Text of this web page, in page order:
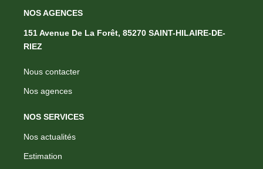
NOS AGENCES
151 Avenue De La Forêt, 85270 SAINT-HILAIRE-DE-
RIEZ
Nous contacter
Nos agences
NOS SERVICES
Nos actualités
Estimation